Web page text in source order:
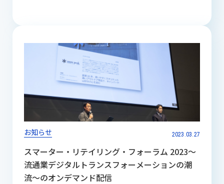
お知らせ 2023.03.27
スマーター・リテイリング・フォーラム 2023〜
流通業デジタルトランスフォーメーションの潮
流〜のオンデマンド配信